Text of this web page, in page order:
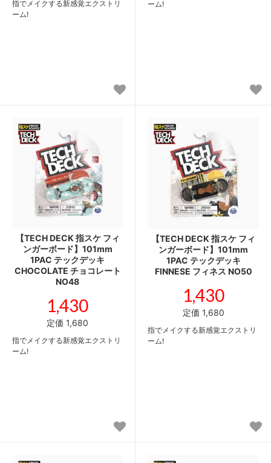
指でメイクする新感覚エクストリ
ーム!
ーム!
【TECH DECK 指スケ フィ
ンガーボード】101mm
1PAC テックデッキ
CHOCOLATE チョコレート
NO48
1,430
定価 1,680
指でメイクする新感覚エクストリ
ーム!
【TECH DECK 指スケ フィ
ンガーボード】101mm
1PAC テックデッキ
FINNESE フィネス NO50
1,430
定価 1,680
指でメイクする新感覚エクストリ
ーム!